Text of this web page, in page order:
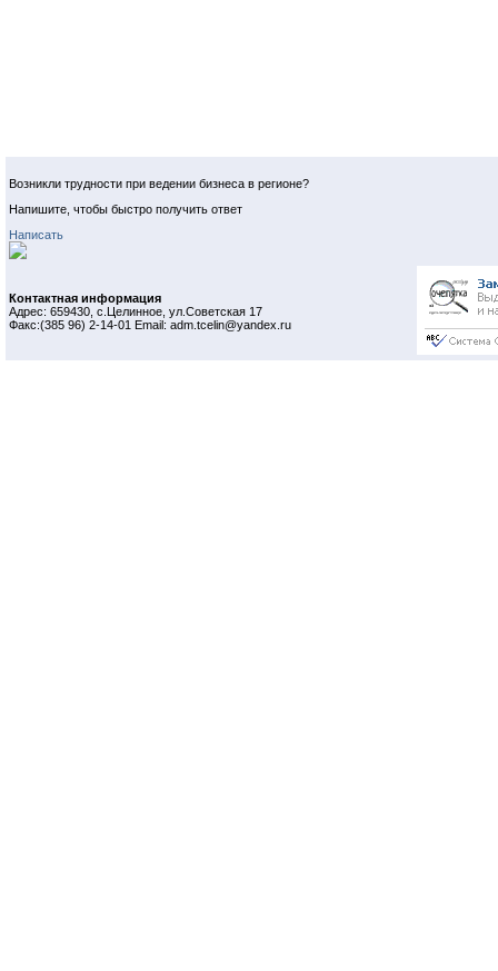
Возникли трудности при ведении бизнеса в регионе?
Напишите, чтобы быстро получить ответ
Написать
Контактная информация
Адрес: 659430, с.Целинное, ул.Советская 17
Факс:(385 96) 2-14-01 Email: adm.tcelin@yandex.ru